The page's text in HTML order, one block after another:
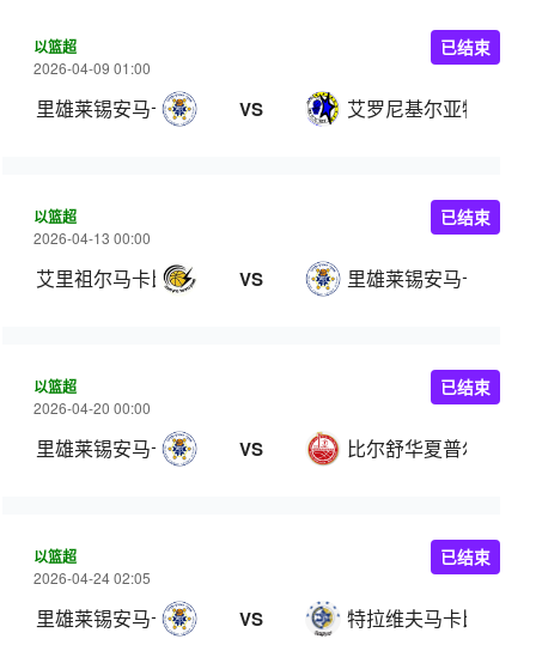
以篮超
2026-04-09 01:00
里雄莱锡安马卡比 VS 艾罗尼基尔亚特阿塔
已结束
以篮超
2026-04-13 00:00
艾里祖尔马卡比 VS 里雄莱锡安马卡比
已结束
以篮超
2026-04-20 00:00
里雄莱锡安马卡比 VS 比尔舒华夏普尔
已结束
以篮超
2026-04-24 02:05
里雄莱锡安马卡比 VS 特拉维夫马卡比
已结束